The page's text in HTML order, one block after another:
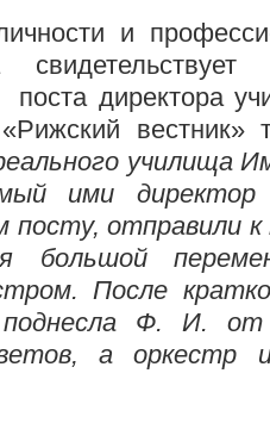
и
директора
вестник»
училища
ими
посту, отправили к
большой
После
поднесла Ф. И. от
а оркестр